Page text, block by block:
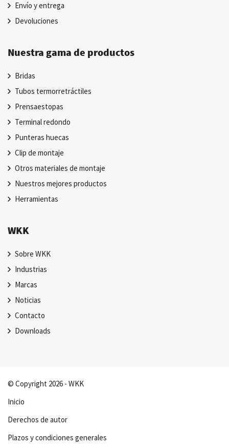
Envío y entrega
Devoluciones
Nuestra gama de productos
Bridas
Tubos termorretráctiles
Prensaestopas
Terminal redondo
Punteras huecas
Clip de montaje
Otros materiales de montaje
Nuestros mejores productos
Herramientas
WKK
Sobre WKK
Industrias
Marcas
Noticias
Contacto
Downloads
© Copyright 2026 - WKK
Inicio
Derechos de autor
Plazos y condiciones generales